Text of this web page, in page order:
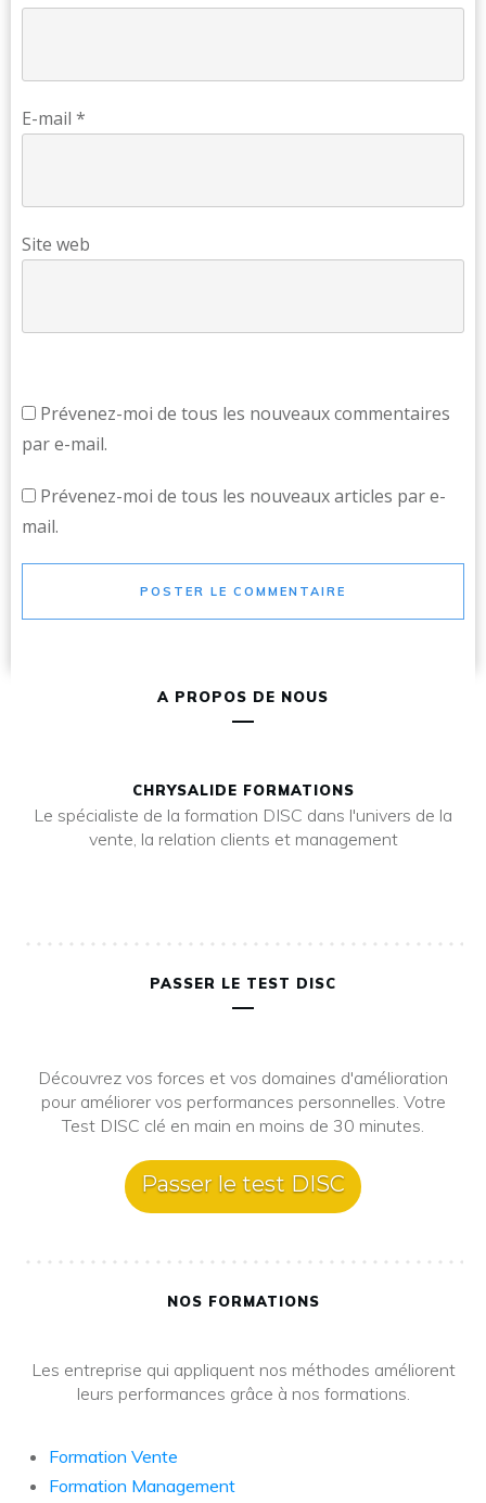
E-mail *
Site web
Prévenez-moi de tous les nouveaux commentaires
par e-mail.
Prévenez-moi de tous les nouveaux articles par e-
mail.
POSTER LE COMMENTAIRE
A PROPOS DE NOUS
CHRYSALIDE FORMATIONS
Le spécialiste de la formation DISC dans l'univers de la
vente, la relation clients et management
PASSER LE TEST DISC
Découvrez vos forces et vos domaines d'amélioration
pour améliorer vos performances personnelles. Votre
Test DISC clé en main en moins de 30 minutes.
Passer le test DISC
NOS FORMATIONS
Les entreprise qui appliquent nos méthodes améliorent
leurs performances grâce à nos formations.
Formation Vente
Formation Management